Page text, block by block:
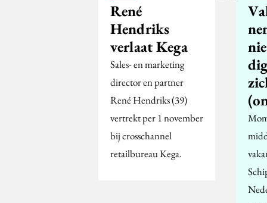
René
Hendriks
verlaat Kega
Sales- en marketing
director en partner
René Hendriks (39)
vertrekt per 1 november
bij crosschannel
retailbureau Kega.